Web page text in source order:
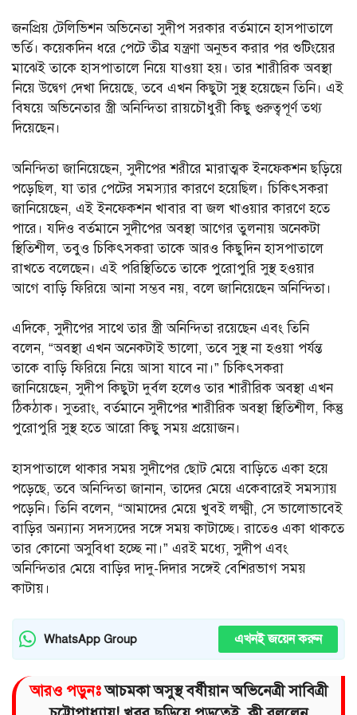
জনপ্রিয় টেলিভিশন অভিনেতা সুদীপ সরকার বর্তমানে হাসপাতালে
ভর্তি। কয়েকদিন ধরে পেটে তীব্র যন্ত্রণা অনুভব করার পর শুটিংয়ের
মাঝেই তাকে হাসপাতালে নিয়ে যাওয়া হয়। তার শারীরিক অবস্থা
নিয়ে উদ্বেগ দেখা দিয়েছে, তবে এখন কিছুটা সুস্থ হয়েছেন তিনি। এই
বিষয়ে অভিনেতার স্ত্রী অনিন্দিতা রায়চৌধুরী কিছু গুরুত্বপূর্ণ তথ্য
দিয়েছেন।
অনিন্দিতা জানিয়েছেন, সুদীপের শরীরে মারাত্মক ইনফেকশন ছড়িয়ে
পড়েছিল, যা তার পেটের সমস্যার কারণে হয়েছিল। চিকিৎসকরা
জানিয়েছেন, এই ইনফেকশন খাবার বা জল খাওয়ার কারণে হতে
পারে। যদিও বর্তমানে সুদীপের অবস্থা আগের তুলনায় অনেকটা
স্থিতিশীল, তবুও চিকিৎসকরা তাকে আরও কিছুদিন হাসপাতালে
রাখতে বলেছেন। এই পরিস্থিতিতে তাকে পুরোপুরি সুস্থ হওয়ার
আগে বাড়ি ফিরিয়ে আনা সম্ভব নয়, বলে জানিয়েছেন অনিন্দিতা।
এদিকে, সুদীপের সাথে তার স্ত্রী অনিন্দিতা রয়েছেন এবং তিনি
বলেন, “অবস্থা এখন অনেকটাই ভালো, তবে সুস্থ না হওয়া পর্যন্ত
তাকে বাড়ি ফিরিয়ে নিয়ে আসা যাবে না।” চিকিৎসকরা
জানিয়েছেন, সুদীপ কিছুটা দুর্বল হলেও তার শারীরিক অবস্থা এখন
ঠিকঠাক। সুতরাং, বর্তমানে সুদীপের শারীরিক অবস্থা স্থিতিশীল, কিন্তু
পুরোপুরি সুস্থ হতে আরো কিছু সময় প্রয়োজন।
হাসপাতালে থাকার সময় সুদীপের ছোট মেয়ে বাড়িতে একা হয়ে
পড়েছে, তবে অনিন্দিতা জানান, তাদের মেয়ে একেবারেই সমস্যায়
পড়েনি। তিনি বলেন, “আমাদের মেয়ে খুবই লক্ষ্মী, সে ভালোভাবেই
বাড়ির অন্যান্য সদস্যদের সঙ্গে সময় কাটাচ্ছে। রাতেও একা থাকতে
তার কোনো অসুবিধা হচ্ছে না।” এরই মধ্যে, সুদীপ এবং
অনিন্দিতার মেয়ে বাড়ির দাদু-দিদার সঙ্গেই বেশিরভাগ সময়
কাটায়।
WhatsApp Group এখনই জয়েন করুন
আরও পড়ুনঃআচমকা অসুস্থ বর্ষীয়ান অভিনেত্রী সাবিত্রী